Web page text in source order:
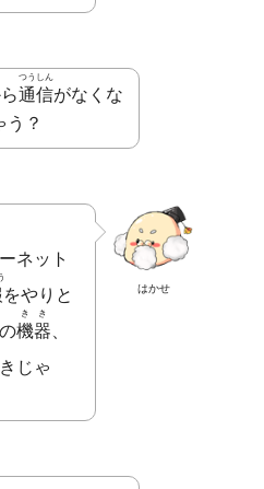
通信
つうしん
がなくな
う？
はかせ
ネット
をやりと
機器
きき
、
じゃ